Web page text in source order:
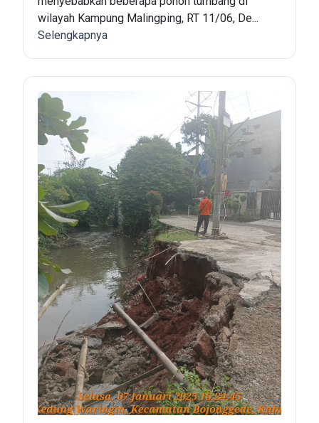
wilayah Kampung Malingping, RT 11/06, De...
Selengkapnya